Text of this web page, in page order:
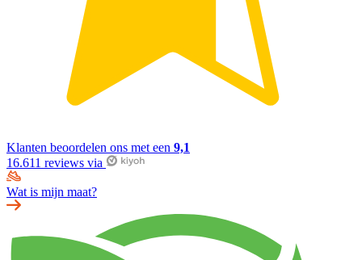
Klanten beoordelen ons met een 9,1
16.611 reviews via
Wat is mijn maat?